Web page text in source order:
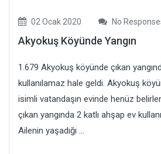
02 Ocak 2020 No
Akyokuş Köyünde Yangın
1.679 Akyokuş köyünde çıkan
kullanılamaz hale geldi. Akyokuş
isimli vatandaşın evinde henüz
çıkan yangında 2 katlı ahşap ev
Ailenin yaşadığı ...